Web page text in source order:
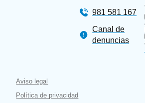
981 581 167
Canal de
denuncias
Aviso legal
Política de privacidad